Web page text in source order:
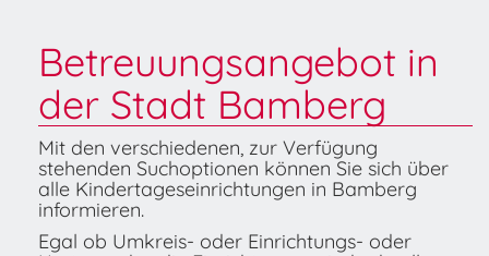
Betreuungsangebot in
der Stadt Bamberg
Mit den verschiedenen, zur Verfügung
stehenden Suchoptionen können Sie sich über
alle Kindertageseinrichtungen in Bamberg
informieren.
Egal ob Umkreis- oder Einrichtungs- oder